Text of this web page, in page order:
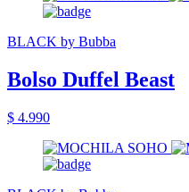
BLACK by Bubba
Bolso Duffel Beast
$ 4.990